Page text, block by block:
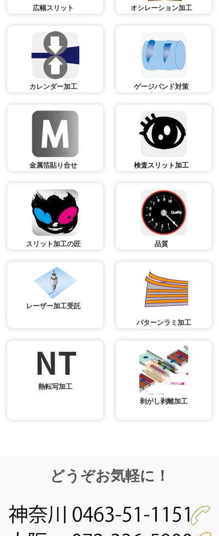
広幅スリット オシレーション加工
カレンダー加工 ゲージバンド対策
金属箔貼り合せ 検査スリット加工
スリット加工の匠 品質
レーザー加工受託
パターンラミ加工
熱転写加工
剥がし剥離加工
どうぞお気軽に！